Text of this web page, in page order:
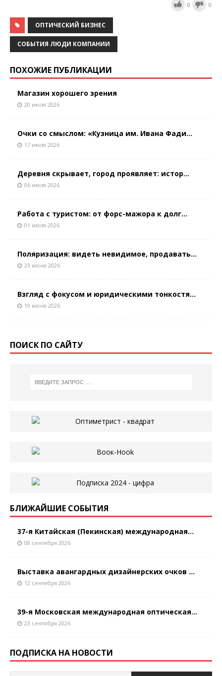
0 0
ОПТИЧЕСКИЙ БИЗНЕС
СОБЫТИЯ ЛЮДИ КОМПАНИИ
ПОХОЖИЕ ПУБЛИКАЦИИ
Магазин хорошего зрения
20 июля 2026
Очки со смыслом: «Кузница им. Ивана Фади...
17 июля 2026
Деревня скрывает, город проявляет: истор...
06 июля 2026
Работа с туристом: от форс-мажора к долг...
01 июля 2026
Поляризация: видеть невидимое, продавать...
23 июня 2026
Взгляд с фокусом и юридическими тонкостя...
19 июня 2026
ПОИСК ПО САЙТУ
БЛИЖАЙШИЕ СОБЫТИЯ
37-я Китайская (Пекинская) международная...
08 сентября 2026
Выставка авангардных дизайнерских очков ...
12 сентября 2026
39-я Московская международная оптическая...
23 сентября 2026
ПОДПИСКА НА НОВОСТИ